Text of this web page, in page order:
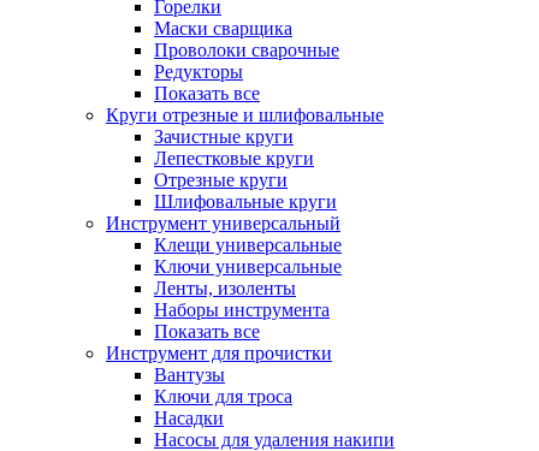
Горелки
Маски сварщика
Проволоки сварочные
Редукторы
Показать все
Круги отрезные и шлифовальные
Зачистные круги
Лепестковые круги
Отрезные круги
Шлифовальные круги
Инструмент универсальный
Клещи универсальные
Ключи универсальные
Ленты, изоленты
Наборы инструмента
Показать все
Инструмент для прочистки
Вантузы
Ключи для троса
Насадки
Насосы для удаления накипи